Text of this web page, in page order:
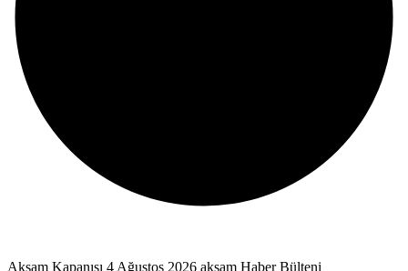
Akşam Kapanışı 4 Ağustos 2026 akşam Haber Bülteni